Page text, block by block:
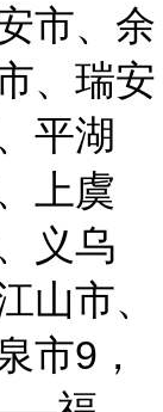
市、余
、瑞安
平湖
上虞
义乌
山市、
市9，